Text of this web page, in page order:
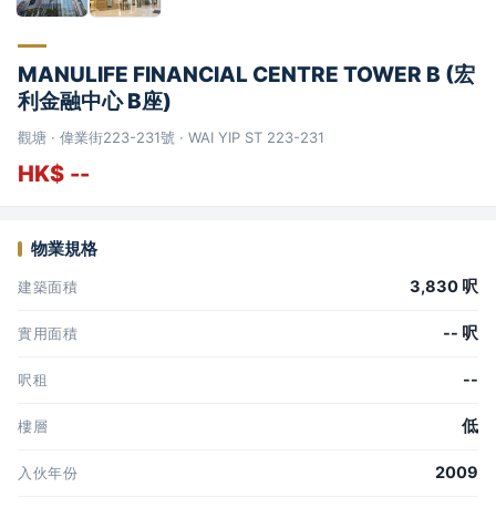
MANULIFE FINANCIAL CENTRE TOWER B (宏
利金融中心 B座)
觀塘 · 偉業街223-231號 · WAI YIP ST 223-231
HK$ --
物業規格
建築面積 3,830 呎
實用面積 -- 呎
呎租 --
樓層 低
入伙年份 2009